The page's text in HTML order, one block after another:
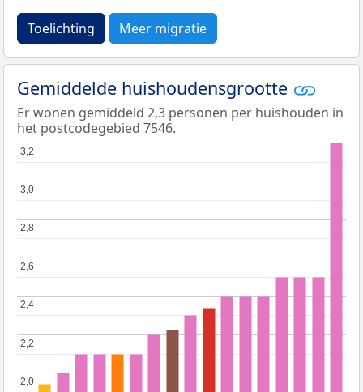
Toelichting Meer migratie
Gemiddelde huishoudensgrootte
Er wonen gemiddeld 2,3 personen per huishouden in
het postcodegebied 7546.
2,0
2,0
2,2
2,2
2,4
2,4
2,6
2,6
2,8
2,8
3,0
3,0
3,2
3,2